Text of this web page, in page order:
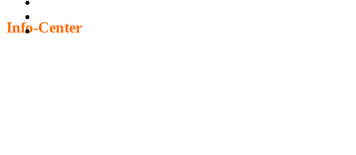
Info-Center